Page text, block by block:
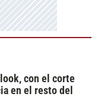
con el corte
en el resto del